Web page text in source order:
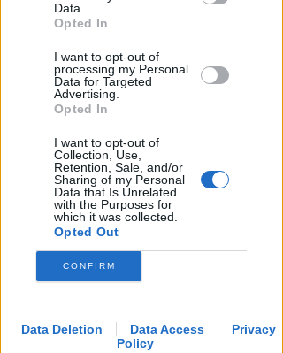
further disclose it to other third parties.
Data.
Opted In
I want to opt-out of
processing my Personal
Data for Targeted
Advertising.
Opted In
I want to opt-out of
Collection, Use,
Retention, Sale, and/or
Sharing of my Personal
Data that Is Unrelated
with the Purposes for
which it was collected.
Opted Out
CONFIRM
Data Deletion Data Access
Privacy
Policy
COSTO DI 392 MILA EURO
San Giuliano: ok al progetto per
il nuovo capanno e la
passeggiata sul fiume
Redazione